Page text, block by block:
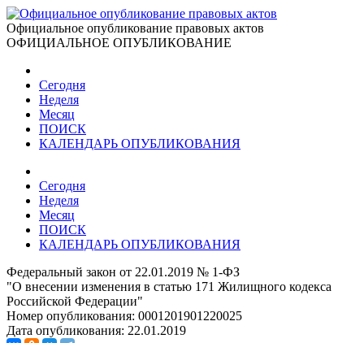
Официальное опубликование правовых актов
ОФИЦИАЛЬНОЕ ОПУБЛИКОВАНИЕ
Сегодня
Неделя
Месяц
ПОИСК
КАЛЕНДАРЬ ОПУБЛИКОВАНИЯ
Сегодня
Неделя
Месяц
ПОИСК
КАЛЕНДАРЬ ОПУБЛИКОВАНИЯ
Федеральный закон от 22.01.2019 № 1-ФЗ
"О внесении изменения в статью 171 Жилищного кодекса
Российской Федерации"
Номер опубликования: 0001201901220025
Дата опубликования: 22.01.2019